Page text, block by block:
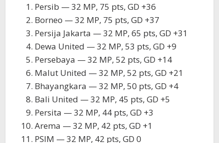
Persib — 32 MP, 75 pts, GD +36
Borneo — 32 MP, 75 pts, GD +37
Persija Jakarta — 32 MP, 65 pts, GD +31
Dewa United — 32 MP, 53 pts, GD +9
Persebaya — 32 MP, 52 pts, GD +14
Malut United — 32 MP, 52 pts, GD +21
Bhayangkara — 32 MP, 50 pts, GD +4
Bali United — 32 MP, 45 pts, GD +5
Persita — 32 MP, 44 pts, GD +3
Arema — 32 MP, 42 pts, GD +1
PSIM — 32 MP, 42 pts, GD 0